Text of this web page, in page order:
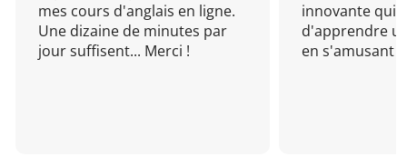
mes cours d'anglais en ligne.
Une dizaine de minutes par
jour suffisent... Merci !
innovante qui
d'apprendre
en s'amusant !